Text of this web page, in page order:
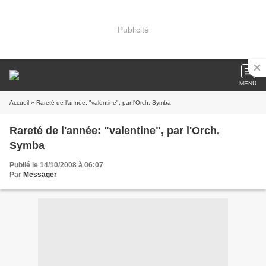
Publicité
MENU
Accueil » Rareté de l'année: "valentine", par l'Orch. Symba
Rareté de l'année: "valentine", par l'Orch.
Symba
Publié le 14/10/2008 à 06:07
Par Messager